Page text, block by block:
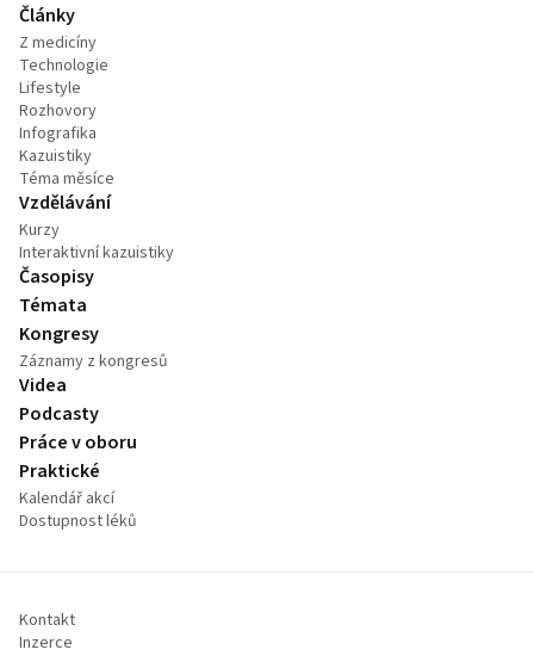
Články
Z medicíny
Technologie
Lifestyle
Rozhovory
Infografika
Kazuistiky
Téma měsíce
Vzdělávání
Kurzy
Interaktivní kazuistiky
Časopisy
Témata
Kongresy
Záznamy z kongresů
Videa
Podcasty
Práce v oboru
Praktické
Kalendář akcí
Dostupnost léků
Kontakt
Inzerce